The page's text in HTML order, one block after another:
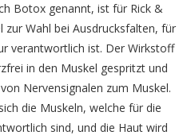
Botox genannt, ist für Rick &
Wahl bei Ausdrucksfalten, für
verantwortlich ist. Der Wirkstoff
in den Muskel gespritzt und
Nervensignalen zum Muskel.
die Muskeln, welche für die
sind, und die Haut wird